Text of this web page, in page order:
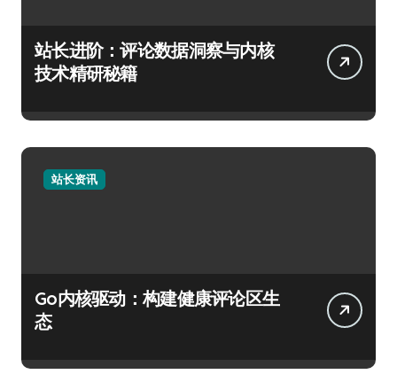
站长进阶：评论数据洞察与内核
技术精研秘籍
站长资讯
Go内核驱动：构建健康评论区生
态